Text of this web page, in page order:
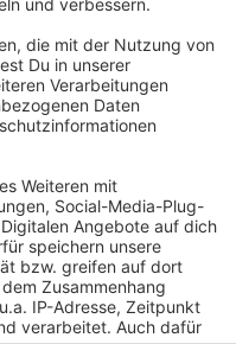
Ölfilm auf dem
musste durch
werden.